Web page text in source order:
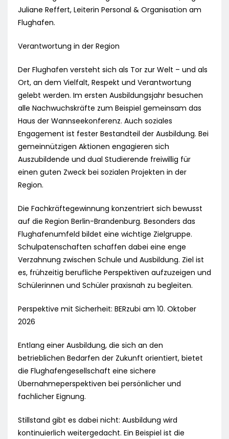
Juliane Reffert, Leiterin Personal & Organisation am
Flughafen.
Verantwortung in der Region
Der Flughafen versteht sich als Tor zur Welt – und als
Ort, an dem Vielfalt, Respekt und Verantwortung
gelebt werden. Im ersten Ausbildungsjahr besuchen
alle Nachwuchskräfte zum Beispiel gemeinsam das
Haus der Wannseekonferenz. Auch soziales
Engagement ist fester Bestandteil der Ausbildung. Bei
gemeinnützigen Aktionen engagieren sich
Auszubildende und dual Studierende freiwillig für
einen guten Zweck bei sozialen Projekten in der
Region.
Die Fachkräftegewinnung konzentriert sich bewusst
auf die Region Berlin-Brandenburg. Besonders das
Flughafenumfeld bildet eine wichtige Zielgruppe.
Schulpatenschaften schaffen dabei eine enge
Verzahnung zwischen Schule und Ausbildung. Ziel ist
es, frühzeitig berufliche Perspektiven aufzuzeigen und
Schülerinnen und Schüler praxisnah zu begleiten.
Perspektive mit Sicherheit: BERzubi am 10. Oktober
2026
Entlang einer Ausbildung, die sich an den
betrieblichen Bedarfen der Zukunft orientiert, bietet
die Flughafengesellschaft eine sichere
Übernahmeperspektiven bei persönlicher und
fachlicher Eignung.
Stillstand gibt es dabei nicht: Ausbildung wird
kontinuierlich weitergedacht. Ein Beispiel ist die